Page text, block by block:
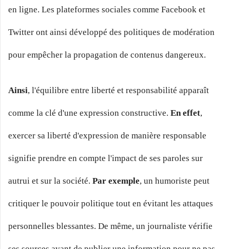
en ligne. Les plateformes sociales comme Facebook et
Twitter ont ainsi développé des politiques de modération
pour empêcher la propagation de contenus dangereux.
Ainsi, l'équilibre entre liberté et responsabilité apparaît
comme la clé d'une expression constructive. En effet,
exercer sa liberté d'expression de manière responsable
signifie prendre en compte l'impact de ses paroles sur
autrui et sur la société. Par exemple, un humoriste peut
critiquer le pouvoir politique tout en évitant les attaques
personnelles blessantes. De même, un journaliste vérifie